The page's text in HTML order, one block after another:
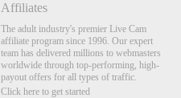
Affiliates
The adult industry's premier Live Cam
affiliate program since 1996. Our expert
team has delivered millions to webmasters
worldwide through top-performing, high-
payout offers for all types of traffic.
Click here to get started